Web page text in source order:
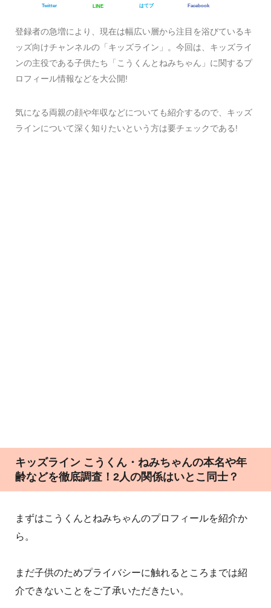
Twitter LINE はてブ Facebook
登録者の急増により、現在は幅広い層から注目を浴びているキ
ッズ向けチャンネルの「キッズライン」。今回は、キッズライ
ンの主役である子供たち「こうくんとねみちゃん」に関するプ
ロフィール情報などを大公開!
気になる両親の顔や年収などについても紹介するので、キッズ
ラインについて深く知りたいという方は要チェックである!
キッズライン こうくん・ねみちゃんの本名や年
齢などを徹底調査！2人の関係はいとこ同士？
まずはこうくんとねみちゃんのプロフィールを紹介か
ら。
まだ子供のためプライバシーに触れるところまでは紹
介できないことをご了承いただきたい。